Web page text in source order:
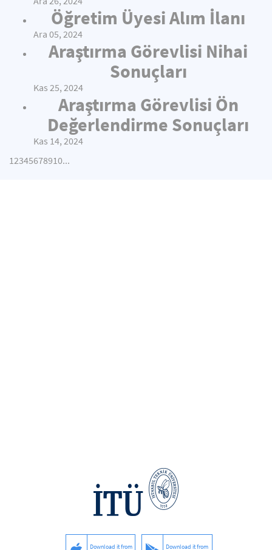
Öğretim Üyesi Alım İlanı
Ara 05, 2024
Araştırma Görevlisi Nihai
Sonuçları
Kas 25, 2024
Araştırma Görevlisi Ön
Değerlendirme Sonuçları
Kas 14, 2024
12345678910...
Download it from Download it from